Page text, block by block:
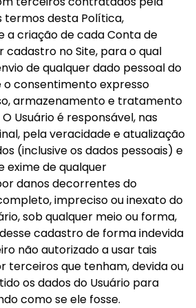
termos desta Política,
a criação de cada Conta de
cadastro no Site, para o qual
de qualquer dado pessoal do
o consentimento expresso
armazenamento e tratamento
Usuário é responsável, nas
pela veracidade e atualização
(inclusive os dados pessoais) e
exime de qualquer
danos decorrentes do
impreciso ou inexato do
sob qualquer meio ou forma,
cadastro de forma indevida
não autorizado a usar tais
terceiros que tenham, devida ou
os dados do Usuário para
como se ele fosse.